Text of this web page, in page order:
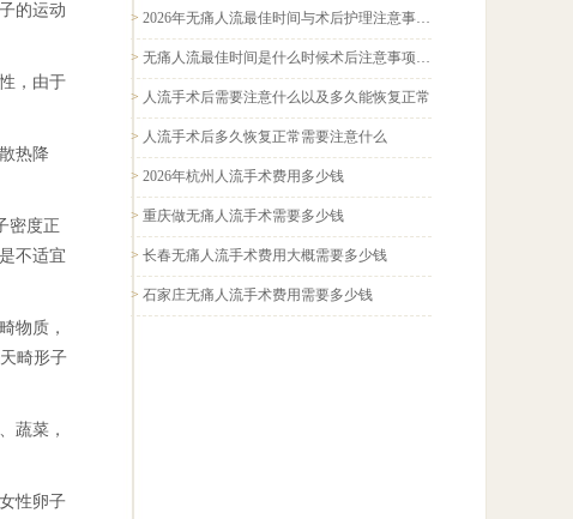
的运动
，由于
热降
密度正
不适宜
物质，
畸形子
蔬菜，
性卵子
> 2026年无痛人流最佳时间与术后护理注意事项全面科普指南
> 无痛人流最佳时间是什么时候术后注意事项有哪些2026科普
> 人流手术后需要注意什么以及多久能恢复正常
> 人流手术后多久恢复正常需要注意什么
> 2026年杭州人流手术费用多少钱
> 重庆做无痛人流手术需要多少钱
> 长春无痛人流手术费用大概需要多少钱
> 石家庄无痛人流手术费用需要多少钱